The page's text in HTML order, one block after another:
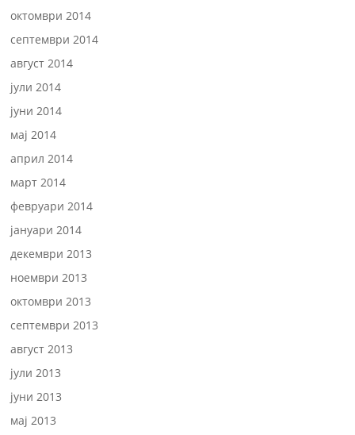
октомври 2014
септември 2014
август 2014
јули 2014
јуни 2014
мај 2014
април 2014
март 2014
февруари 2014
јануари 2014
декември 2013
ноември 2013
октомври 2013
септември 2013
август 2013
јули 2013
јуни 2013
мај 2013